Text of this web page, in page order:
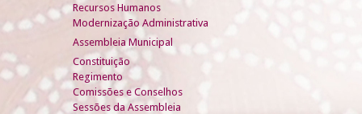
Recursos Humanos
Modernização Administrativa
Assembleia Municipal
Constituição
Regimento
Comissões e Conselhos
Sessões da Assembleia